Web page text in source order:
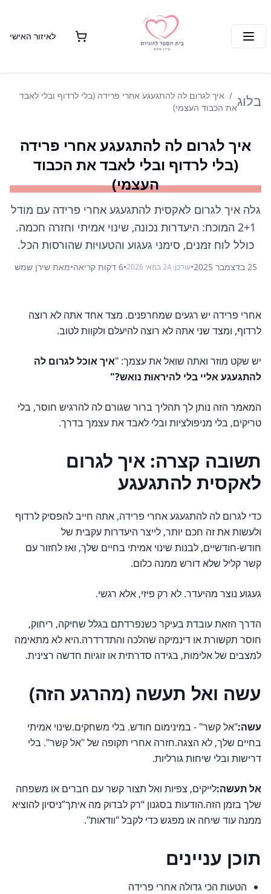
לאיזור האישי
בלוג
איך לגרום לה להתגעגע אחרי פרידה (בלי לרדוף ובלי לאבד
את הכבוד העצמי)
איך לגרום לה להתגעגע אחרי פרידה
(בלי לרדוף ובלי לאבד את הכבוד
העצמי)
גלה איך לגרום לאקסית להתגעגע אחרי פרידה עם מודל
2+1 המוכח: היעדרות נכונה, שינוי אמיתי וחזרה חכמה.
כולל לוח זמנים, סימני געגוע והטעויות שהורסות הכל.
25 בדצמבר 2025 •עודכן: 24 במאי 2026 •
6 דקות קריאה•מאתשירן שמש
אחרי פרידה יש רגעים שמחרפנים. מצד אחד אתה לא רוצה
לרדוף, ומצד שני אתה לא רוצה להיעלם ולקוות לטוב.
יש שקט מוזר ואתה שואל את עצמך: "איך אוכל לגרום לה
להתגעגע אליי בלי להיראות נואש?"
המאמר הזה נותן לך תהליך ברור שגורם לה להרגיש חוסר, בלי
טריקים, בלי מניפולציות ובלי לאבד את עצמך בדרך.
תשובה קצרה: איך לגרום
לאקסית להתגעגע
כדי לגרום לה להתגעגע אחרי פרידה, אתה חייב להפסיק לרדוף
ולעשות את זה חכם יותר, לייצר היעדרות עקבית של
חודש-חודשיים, לבנות שינוי אמיתי בחיים שלך, ואז לחזור עם
קשר קליל שלא דורש ממנה כלום.
געגוע נוצר מהיעדר. לא רק פיזי, אלא רגשי.
הדרך הזאת עובדת בעיקר כשנפרדתם בגלל שחיקה, ריחוק,
חוסר תקשורת או דינמיקה שהלכה והתדרדרה.היא לא מתאימה
למצבים של אלימות, בגידה סדרתית או זוגיות חדשה רצינית.
עשה ואל תעשה (מהרגע הזה)
עשה:"אל קשר" - במינימום חודש. בלי משחקים.שינוי אמיתי
בחיים שלך, לא הצגה.חזרה אחרי תקופה של "אל קשר". בלי
דרישות ובלי שיחות גורליות.
אל תעשה:לייקים, צפיות ואל תצור קשר עם חברים או משפחה
שלך בזמן הזה.הודעות בסגנון “רק לבדוק מה איתך”ניסיון להוציא
ממנה עוד שיחה או מפגש כדי לקבל "וודאות".
תוכן עניינים
הטעות הכי גדולה אחרי פרידה